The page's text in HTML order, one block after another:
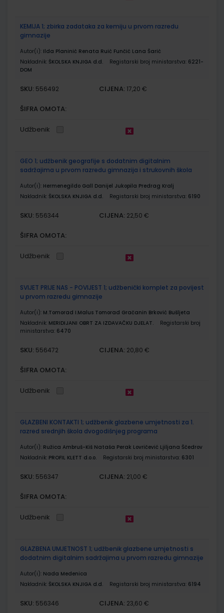
KEMIJA 1; zbirka zadataka za kemiju u prvom razredu
gimnazije
Autor(i): Ilda Planinić Renata Ruić Funčić Lana Šarić
Nakladnik: ŠKOLSKA KNJIGA d.d. Registarski broj ministarstva: 6221-
DOM
SKU: 556492 CIJENA: 17,20 €
ŠIFRA OMOTA:
Udžbenik
GEO 1; udžbenik geografije s dodatnim digitalnim
sadržajima u prvom razredu gimnazija i strukovnih škola
Autor(i): Hermenegildo Gall Danijel Jukopila Predrag Kralj
Nakladnik: ŠKOLSKA KNJIGA d.d. Registarski broj ministarstva: 6190
SKU: 556344 CIJENA: 22,50 €
ŠIFRA OMOTA:
Udžbenik
SVIJET PRIJE NAS - POVIJEST 1; udžbenički komplet za povijest
u prvom razredu gimnazije
Autor(i): M.Tomorad I.Malus Tomorad Gračanin Brković Bušljeta
Nakladnik: MERIDIJANI OBRT ZA IZDAVAČKU DJELAT.
Registarski broj
ministarstva: 6470
SKU: 556472 CIJENA: 20,80 €
ŠIFRA OMOTA:
Udžbenik
GLAZBENI KONTAKTI 1; udžbenik glazbene umjetnosti za 1.
razred srednjih škola dvogodišnjeg programa
Autor(i): Ružica Ambruš-Kiš Nataša Perak Lovričević Ljiljana Ščedrov
Nakladnik: PROFIL KLETT d.o.o. Registarski broj ministarstva: 6301
SKU: 556347 CIJENA: 21,00 €
ŠIFRA OMOTA:
Udžbenik
GLAZBENA UMJETNOST 1; udžbenik glazbene umjetnosti s
dodatnim digitalnim sadržajima u prvom razredu gimnazije
Autor(i): Nada Medenica
Nakladnik: ŠKOLSKA KNJIGA d.d. Registarski broj ministarstva: 6194
SKU: 556346 CIJENA: 23,60 €